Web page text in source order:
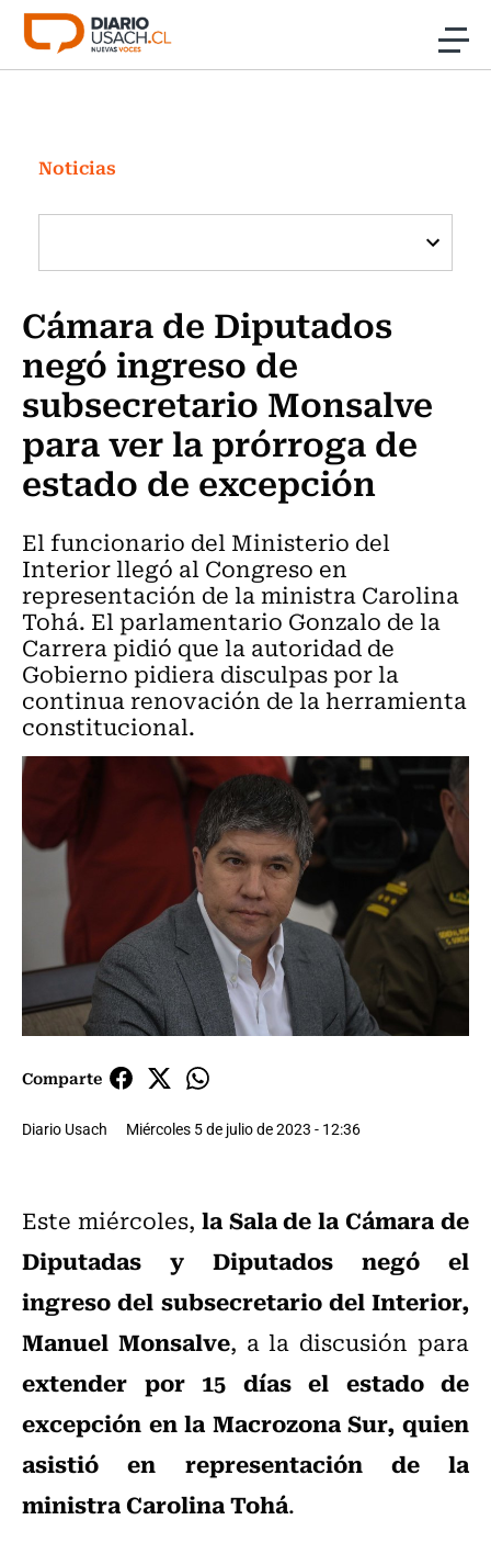
Click acá para ir directamente al contenido
Investigación
Cultura
Programas Radio y TV Usach
Noticias
Cámara de Diputados
negó ingreso de
subsecretario Monsalve
para ver la prórroga de
estado de excepción
El funcionario del Ministerio del
Interior llegó al Congreso en
representación de la ministra Carolina
Tohá. El parlamentario Gonzalo de la
Carrera pidió que la autoridad de
Gobierno pidiera disculpas por la
continua renovación de la herramienta
constitucional.
Comparte
Diario Usach Miércoles 5 de julio de 2023 - 12:36
Este miércoles, la Sala de la Cámara de
Diputadas y Diputados negó el
ingreso del subsecretario del Interior,
Manuel Monsalve, a la discusión para
extender por 15 días el estado de
excepción en la Macrozona Sur, quien
asistió en representación de la
ministra Carolina Tohá.